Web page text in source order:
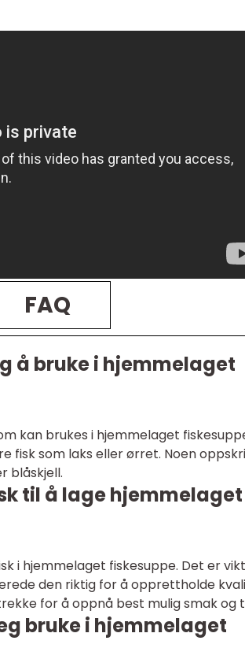
FAQ
å bruke i hjemmelaget
kan brukes i hjemmelaget
fisk som laks eller ørret. Noen
blåskjell.
til å lage hjemmelaget
i hjemmelaget fiskesuppe. Det er
den riktig for å opprettholde
for å oppnå best mulig smak og
bruke i hjemmelaget